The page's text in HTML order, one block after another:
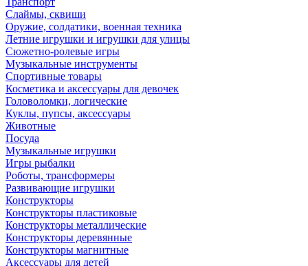
Слаймы, сквиши
Оружие, солдатики, военная техника
Летние игрушки и игрушки для улицы
Сюжетно-ролевые игры
Музыкальные инструменты
Спортивные товары
Косметика и аксессуары для девочек
Головоломки, логические
Куклы, пупсы, аксессуары
Животные
Посуда
Музыкальные игрушки
Игры рыбалки
Роботы, трансформеры
Развивающие игрушки
Конструкторы
Конструкторы пластиковые
Конструкторы металлические
Конструкторы деревянные
Конструкторы магнитные
Аксессуары для детей